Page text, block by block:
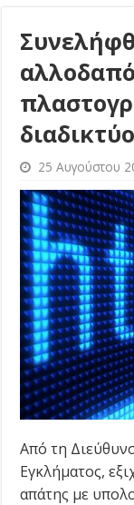
25 Αυγούστου
Από τη
Εγκλήματος,
απάτης με